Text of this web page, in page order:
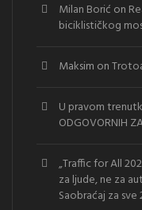
Milan Borić on
biciklističkog
Maksim on
U pravom
ODGOVORNIH
„Traffic for All
za ljude, ne za
Saobraćaj za